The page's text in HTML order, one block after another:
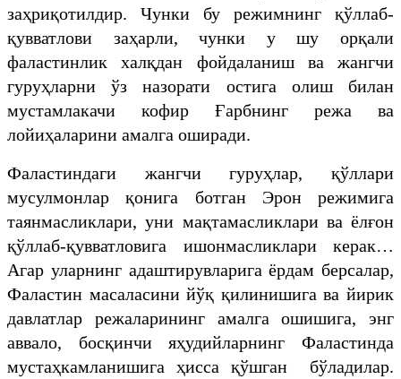
заҳриқотилдир. Чунки бу режимнинг қўллаб-
қувватлови заҳарли, чунки у шу орқали
фаластинлик халқдан фойдаланиш ва жангчи
гуруҳларни ўз назорати остига олиш билан
мустамлакачи кофир Ғарбнинг режа ва
лойиҳаларини амалга оширади.
Фаластиндаги жангчи гуруҳлар, қўллари
мусулмонлар қонига ботган Эрон режимига
таянмасликлари, уни мақтамасликлари ва ёлғон
қўллаб-қувватловига ишонмасликлари керак…
Агар уларнинг адаштирувларига ёрдам берсалар,
Фаластин масаласини йўқ қилинишига ва йирик
давлатлар режаларининг амалга ошишига, энг
аввало, босқинчи яҳудийларнинг Фаластинда
мустаҳкамланишига ҳисса қўшган бўладилар.